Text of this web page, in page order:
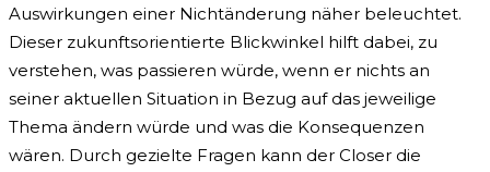
Auswirkungen einer Nichtänderung näher beleuchtet.
Dieser zukunftsorientierte Blickwinkel hilft dabei, zu
verstehen, was passieren würde, wenn er nichts an
seiner aktuellen Situation in Bezug auf das jeweilige
Thema ändern würde und was die Konsequenzen
wären. Durch gezielte Fragen kann der Closer die